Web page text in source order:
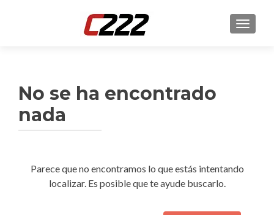
No se ha encontrado
nada
Parece que no encontramos lo que estás intentando
localizar. Es posible que te ayude buscarlo.